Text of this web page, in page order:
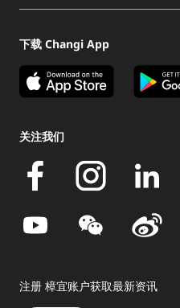
下载 Changi App
关注我们
注册 樟宜账户获取最新资讯